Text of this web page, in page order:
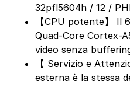
32pfl5604h / 12 /
【CPU potente】 Il
Quad-Core Cortex-
video senza
【 Servizio e
esterna è la stessa